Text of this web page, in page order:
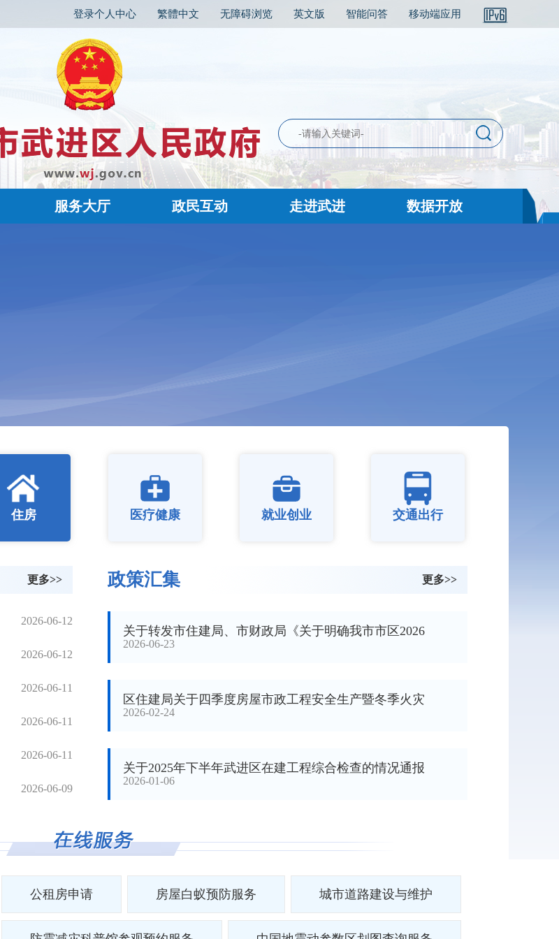
登录个人中心 繁體中文 无障碍浏览 英文版 智能问答 移动端应用
服务大厅 政民互动 走进武进 数据开放
住房 医疗健康 就业创业 交通出行
更多>>
2026-06-12
2026-06-12
2026-06-11
2026-06-11
2026-06-11
2026-06-09
政策汇集 更多>>
关于转发市住建局、市财政局《关于明确我市市区2026
2026-06-23
区住建局关于四季度房屋市政工程安全生产暨冬季火灾
2026-02-24
关于2025年下半年武进区在建工程综合检查的情况通报
2026-01-06
公租房申请 房屋白蚁预防服务 城市道路建设与维护